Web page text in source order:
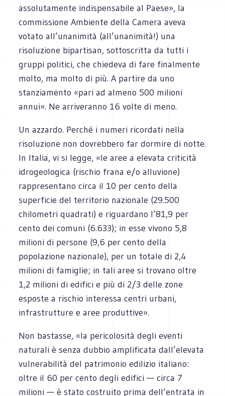
assolutamente indispensabile al Paese», la
commissione Ambiente della Camera aveva
votato all’unanimità (all’unanimità!) una
risoluzione bipartisan, sottoscritta da tutti i
gruppi politici, che chiedeva di fare finalmente
molto, ma molto di più. A partire da uno
stanziamento «pari ad almeno 500 milioni
annui». Ne arriveranno 16 volte di meno.
Un azzardo. Perché i numeri ricordati nella
risoluzione non dovrebbero far dormire di notte.
In Italia, vi si legge, «le aree a elevata criticità
idrogeologica (rischio frana e/o alluvione)
rappresentano circa il 10 per cento della
superficie del territorio nazionale (29.500
chilometri quadrati) e riguardano l’81,9 per
cento dei comuni (6.633); in esse vivono 5,8
milioni di persone (9,6 per cento della
popolazione nazionale), per un totale di 2,4
milioni di famiglie; in tali aree si trovano oltre
1,2 milioni di edifici e più di 2/3 delle zone
esposte a rischio interessa centri urbani,
infrastrutture e aree produttive».
Non bastasse, «la pericolosità degli eventi
naturali è senza dubbio amplificata dall’elevata
vulnerabilità del patrimonio edilizio italiano:
oltre il 60 per cento degli edifici — circa 7
milioni — è stato costruito prima dell’entrata in